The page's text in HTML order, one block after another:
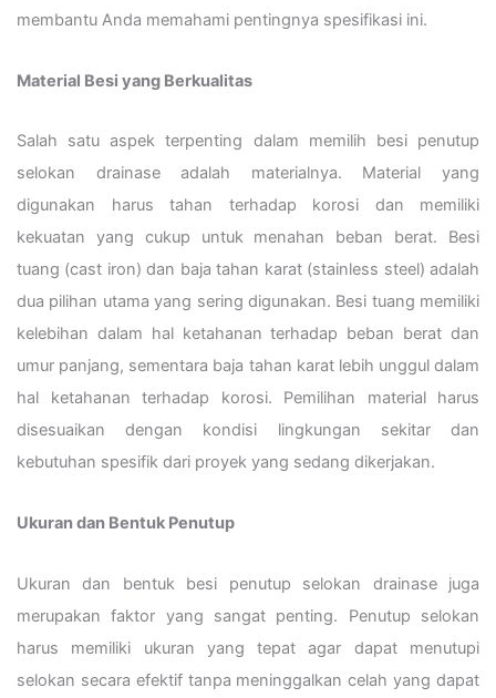
membantu Anda memahami pentingnya spesifikasi ini.
Material Besi yang Berkualitas
Salah satu aspek terpenting dalam memilih besi penutup
selokan drainase adalah materialnya. Material yang
digunakan harus tahan terhadap korosi dan memiliki
kekuatan yang cukup untuk menahan beban berat. Besi
tuang (cast iron) dan baja tahan karat (stainless steel) adalah
dua pilihan utama yang sering digunakan. Besi tuang memiliki
kelebihan dalam hal ketahanan terhadap beban berat dan
umur panjang, sementara baja tahan karat lebih unggul dalam
hal ketahanan terhadap korosi. Pemilihan material harus
disesuaikan dengan kondisi lingkungan sekitar dan
kebutuhan spesifik dari proyek yang sedang dikerjakan.
Ukuran dan Bentuk Penutup
Ukuran dan bentuk besi penutup selokan drainase juga
merupakan faktor yang sangat penting. Penutup selokan
harus memiliki ukuran yang tepat agar dapat menutupi
selokan secara efektif tanpa meninggalkan celah yang dapat